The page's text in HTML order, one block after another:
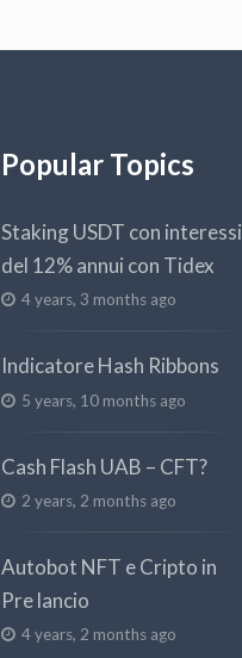
Popular Topics
Staking USDT con interessi
del 12% annui con Tidex
4 years, 3 months ago
Indicatore Hash Ribbons
5 years, 10 months ago
Cash Flash UAB – CFT?
2 years, 2 months ago
Autobot NFT e Cripto in
Pre lancio
4 years, 2 months ago